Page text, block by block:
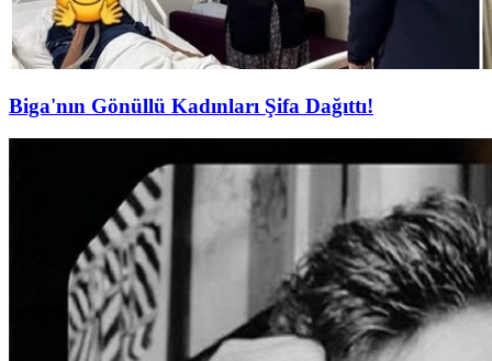
Biga'nın Gönüllü Kadınları Şifa Dağıttı!